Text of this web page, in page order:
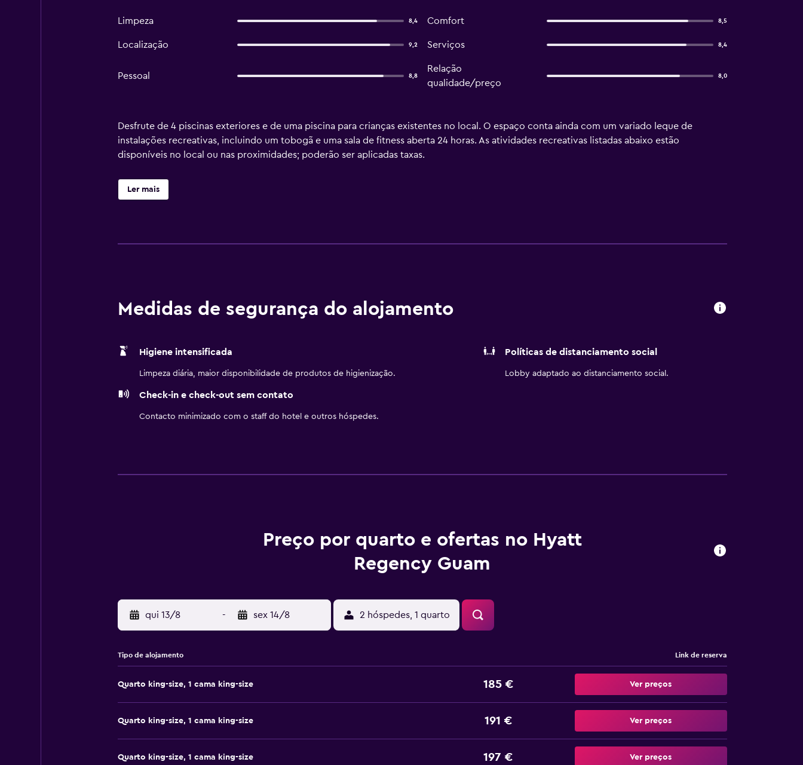
Limpeza 8,4 Comfort 8,5
Localização 9,2 Serviços 8,4
Pessoal 8,8
Relação
qualidade/preço
8,0
Desfrute de 4 piscinas exteriores e de uma piscina para crianças existentes no local. O espaço conta ainda com um variado leque de
instalações recreativas, incluindo um tobogã e uma sala de fitness aberta 24 horas. As atividades recreativas listadas abaixo estão
disponíveis no local ou nas proximidades; poderão ser aplicadas taxas.
Ler mais
Medidas de segurança do alojamento
Higiene intensificada
Limpeza diária, maior disponibilidade de produtos de higienização.
Políticas de distanciamento social
Lobby adaptado ao distanciamento social.
Check-in e check-out sem contato
Contacto minimizado com o staff do hotel e outros hóspedes.
Preço por quarto e ofertas no Hyatt
Regency Guam
qui 13/8 - sex 14/8 2 hóspedes, 1 quarto
Tipo de alojamento Link de reserva
Quarto king-size, 1 cama king-size 185 € Ver preços
Quarto king-size, 1 cama king-size 191 € Ver preços
Quarto king-size, 1 cama king-size 197 € Ver preços